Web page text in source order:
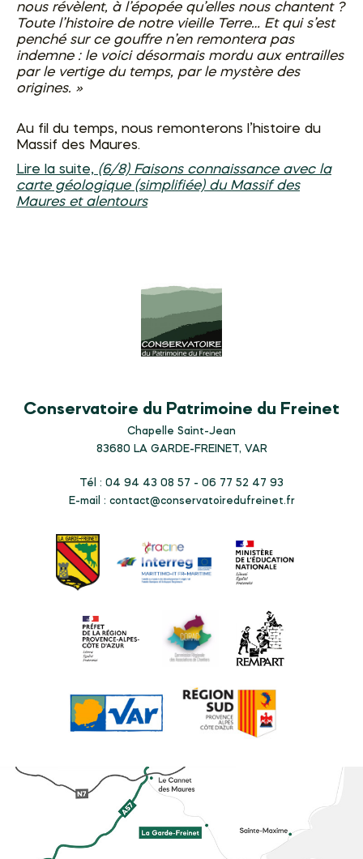
nous révèlent, à l’épopée qu’elles nous chantent ?
Toute l’histoire de notre vieille Terre… Et qui s’est
penché sur ce gouffre n’en remontera pas
indemne : le voici désormais mordu aux entrailles
par le vertige du temps, par le mystère des
origines. »
Au fil du temps, nous remonterons l’histoire du
Massif des Maures.
Lire la suite, (6/8) Faisons connaissance avec la
carte géologique (simplifiée) du Massif des
Maures et alentours
Conservatoire du Patrimoine du Freinet
Chapelle Saint-Jean
83680 LA GARDE-FREINET, VAR
Tél : 04 94 43 08 57 - 06 77 52 47 93
E-mail : contact@conservatoiredufreinet.fr